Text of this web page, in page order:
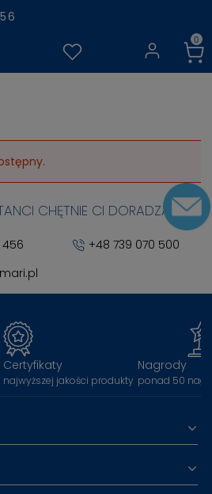
CHĘTNIE CI DORADZĄ
456
+48 739 070 500
Certyfikaty
najwyższej jakości produkty
Nagrody
ponad 50